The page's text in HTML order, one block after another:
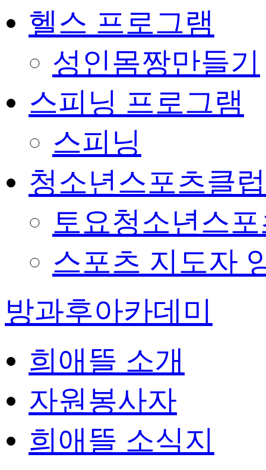
헬스 프로그램
성인몸짱만들기
스피닝 프로그램
스피닝
청소년스포츠클
토요청소년스
스포츠 지도자
방과후아카데미
희애뜰 소개
자원봉사자
희애뜰 소식지